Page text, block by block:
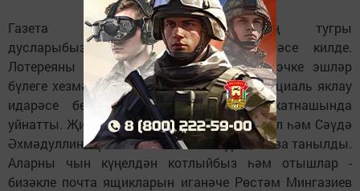
Газета укучыларыбыздан, безнең тугры
дусларыбыздан 47 квитанция күчермәсе килде.
Лотереяны редакция коллективы район эчке эшләр
бүлеге хезмәткәре Дамир Сираҗев һәм социаль яклау
идарәсе белгече Гөлүсә Хәйруллина катнашында
уйнатты. Җиңүчеләр булып - Апастан Камил һәм Сәүдә
Әхмәдуллиннар, Багыштан Гөлия Нуртдинова танылды.
Аларны чын күңелдән котлыйбыз һәм отышлар -
бизәкле почта ящикларын иганәче Рөстәм Мингазиев